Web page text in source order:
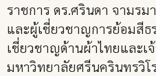
ราชการ ดร.ศรินดา จามร
และผู้เชี่ยวชาญการย้อมสี
เชี่ยวชาญด้านผ้าไทยและเ
มหาวิทยาลัยศรีนครินทรวิ